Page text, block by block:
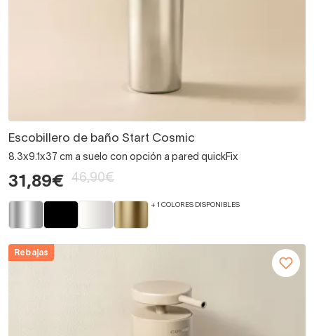
Escobillero de baño Start Cosmic
8.3x9.1x37 cm a suelo con opción a pared quickFix
31,89€ 46,90€
+ 1 COLORES DISPONIBLES
Rebajas